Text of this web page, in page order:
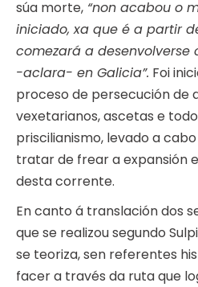
súa morte, “non acabou o
iniciado, xa que é a partir
comezará a desenvolverse
-aclara- en Galicia”. Foi
proceso de persecución de
vexetarianos, ascetas e
priscilianismo, levado a
tratar de frear a expansión
desta corrente.
En canto á translación dos
que se realizou segundo
se teoriza, sen referentes
facer a través da ruta que